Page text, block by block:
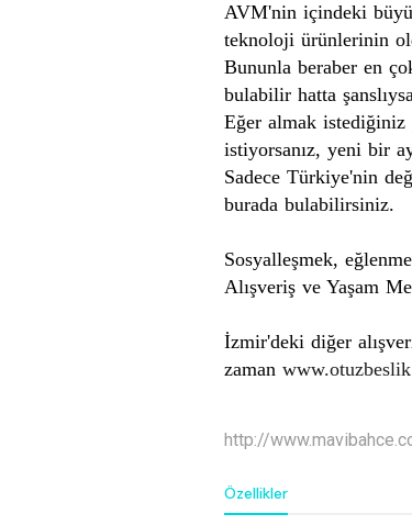
AVM'nin içindeki
teknoloji ürünlerinin
Bununla beraber en
bulabilir hatta
Eğer almak
istiyorsanız, yeni bir
Sadece Türkiye'nin
burada bulabilirsiniz.
Sosyalleşmek,
Alışveriş ve Yaşam
İzmir'deki diğer
zaman
http://
Özellikler